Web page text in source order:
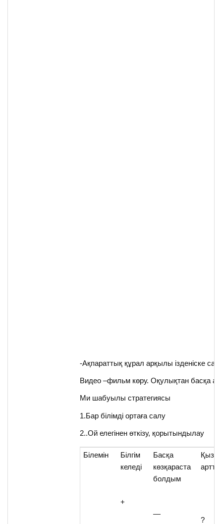
-Ақпараттық құрал арқылы ізденіске
Видео –фильм көру. Оқулықтан басқа
Ми шабуылы стратегиясы
1.Бар білімді ортаға салу
2..Ой елегінен өткізу, қорытындылау
Білемін
Білгім
келеді
+
Басқа
көзқараста
болдым
—
?